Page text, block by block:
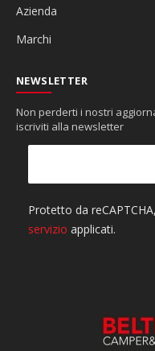
Azienda
Marchi
NEWSLETTER
Non perderti i nostri
iscriviti alla newsletter